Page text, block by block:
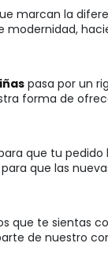
marcan la
pasa por un
forma de
que tu
que las
que te
de nuestro